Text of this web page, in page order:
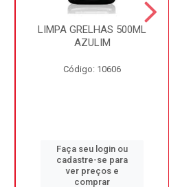
LIMPA GRELHAS 500ML
AZULIM
Código: 10606
Faça seu login ou
cadastre-se para
ver preços e
comprar